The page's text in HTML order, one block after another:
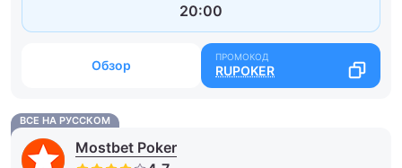
20:00
Обзор RUPOKER
ВСЕ НА РУССКОМ
Mostbet Poker